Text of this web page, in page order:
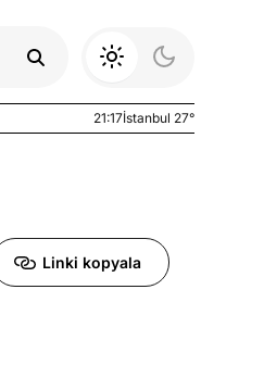
21:17İstanbul 27°
Linki kopyala